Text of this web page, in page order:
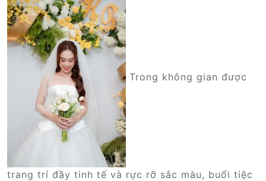
Trong không gian được
trang trí đầy tinh tế và rực rỡ sắc màu, buổi tiệc